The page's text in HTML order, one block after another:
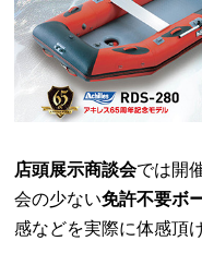
店頭展示商談会では開
会の少ない免許不要ボ
感などを実際に体感頂